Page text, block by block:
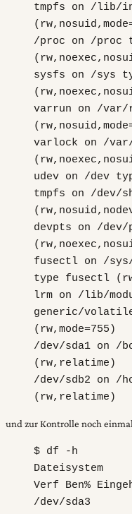
tmpfs on /lib/
/proc on /proc
sysfs on /sys
varrun on /var/
varlock on /
udev on /dev
tmpfs on /dev/
devpts on /
fusectl on /
type fusectl
lrm on /lib/
generic/
(rw,mode=755)
/dev/sda1 on /
(rw,relatime)
/dev/sdb2 on /
(rw,relatime)
und zur Kontrolle noch
$ df -h
Verf Ben%
/dev/sda3